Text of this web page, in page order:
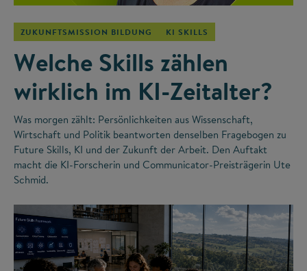
ZUKUNFTSMISSION BILDUNG KI SKILLS
Welche Skills zählen
wirklich im KI-Zeitalter?
Was morgen zählt: Persönlichkeiten aus Wissenschaft,
Wirtschaft und Politik beantworten denselben Fragebogen zu
Future Skills, KI und der Zukunft der Arbeit. Den Auftakt
macht die KI-Forscherin und Communicator-Preisträgerin Ute
Schmid.